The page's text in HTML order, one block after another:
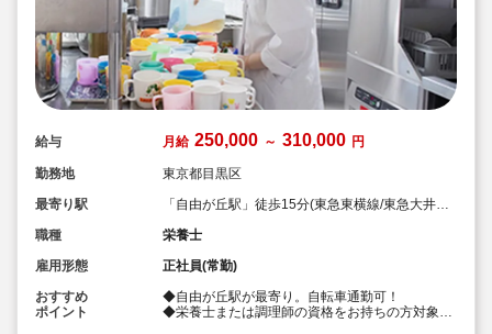
給与 月給 250,000 ～ 310,000 円
勤務地
東京都目黒区
最寄り駅
「自由が丘駅」徒歩15分(東急東横線/東急大井町
職種
栄養士
雇用形態
正社員(常勤)
おすすめ
ポイント
◆自由が丘駅が最寄り。自転車通勤可！
◆栄養士または調理師の資格をお持ちの方対象。